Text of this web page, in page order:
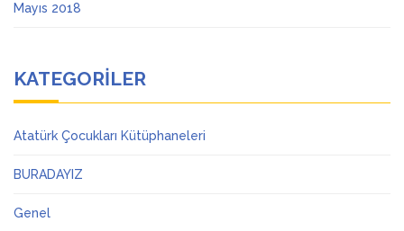
Mayıs 2018
KATEGORILER
Atatürk Çocukları Kütüphaneleri
BURADAYIZ
Genel